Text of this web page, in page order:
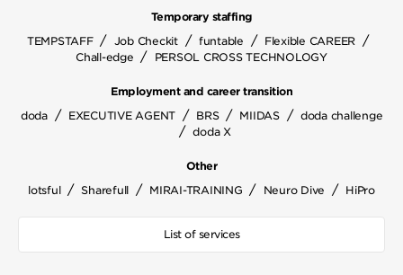
Temporary staffing
TEMPSTAFF / Job Checkit / funtable / Flexible CAREER /
Chall-edge / PERSOL CROSS TECHNOLOGY
Employment and career transition
doda / EXECUTIVE AGENT / BRS / MIIDAS / doda challenge
/ doda X
Other
lotsful / Sharefull / MIRAI-TRAINING / Neuro Dive / HiPro
List of services